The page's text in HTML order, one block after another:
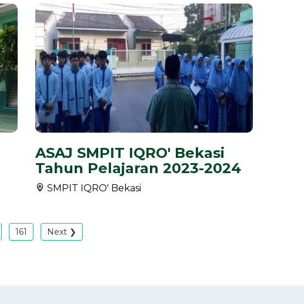
ASAJ SMPIT IQRO' Bekasi
Tahun Pelajaran 2023-2024
SMPIT IQRO' Bekasi
161 Next ❯